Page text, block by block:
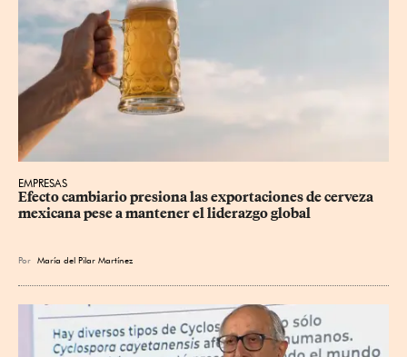
EMPRESAS
Efecto cambiario presiona las exportaciones de cerveza
mexicana pese a mantener el liderazgo global
Por María del Pilar Martínez